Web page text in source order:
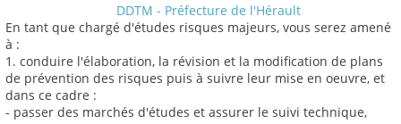
DDTM - Préfecture de l'Hérault
En tant que chargé d'études risques majeurs, vous serez amené
à :
1. conduire l'élaboration, la révision et la modification de plans
de prévention des risques puis à suivre leur mise en oeuvre, et
dans ce cadre :
- passer des marchés d'études et assurer le suivi technique,